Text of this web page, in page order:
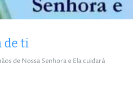
de ti
de Nossa Senhora e Ela cuidará